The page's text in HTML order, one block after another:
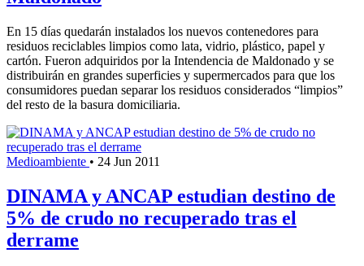
En 15 días quedarán instalados los nuevos contenedores para
residuos reciclables limpios como lata, vidrio, plástico, papel y
cartón. Fueron adquiridos por la Intendencia de Maldonado y se
distribuirán en grandes superficies y supermercados para que los
consumidores puedan separar los residuos considerados “limpios”
del resto de la basura domiciliaria.
Medioambiente • 24 Jun 2011
DINAMA y ANCAP estudian destino de
5% de crudo no recuperado tras el
derrame